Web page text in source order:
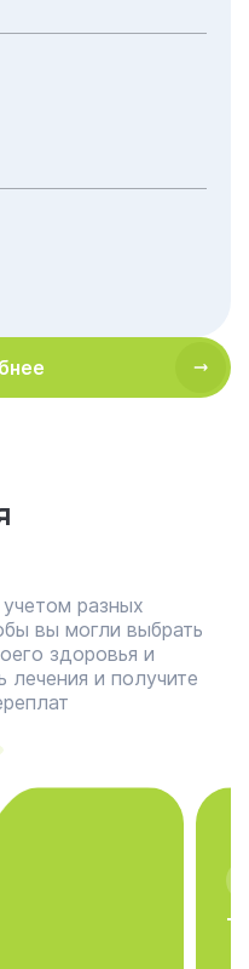
разных
вы могли выбрать
здоровья и
и получите